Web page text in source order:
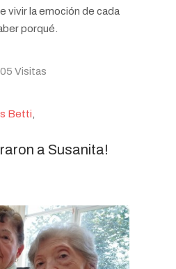
vivir la emoción de cada
porqué.
Visitas
Betti
a Susanita!